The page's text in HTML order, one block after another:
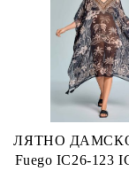
ЛЯТНО
Fuego IC26-123